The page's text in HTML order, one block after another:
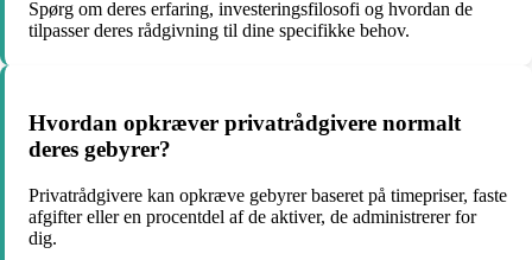
Spørg om deres erfaring, investeringsfilosofi og hvordan de
tilpasser deres rådgivning til dine specifikke behov.
Hvordan opkræver privatrådgivere normalt
deres gebyrer?
Privatrådgivere kan opkræve gebyrer baseret på timepriser, faste
afgifter eller en procentdel af de aktiver, de administrerer for
dig.